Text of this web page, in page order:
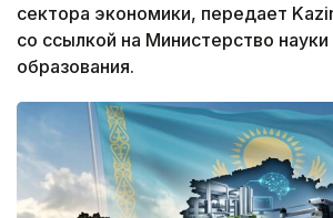
сектора экономики, передает
со ссылкой на Министерство
образования.